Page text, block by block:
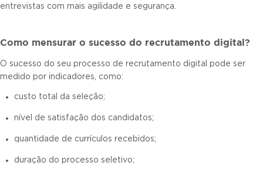
entrevistas com mais agilidade e segurança.
Como mensurar o sucesso do recrutamento digital?
O sucesso do seu processo de recrutamento digital pode ser
medido por indicadores, como:
custo total da seleção;
nível de satisfação dos candidatos;
quantidade de currículos recebidos;
duração do processo seletivo;